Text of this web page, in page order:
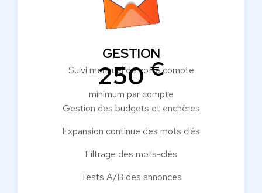
GESTION
Suivi mensuel de votre compte
250€
minimum par compte
Gestion des budgets et enchères
Expansion continue des mots clés
Filtrage des mots-clés
Tests A/B des annonces